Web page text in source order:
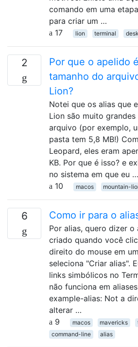
comando em uma
para criar um …
17
lion terminal
2
Por que o apelido
tamanho do
Lion?
Notei que os alias que
Lion são muito
arquivo (por exemplo,
pasta tem 5,8 MB!)
Leopard, eles eram
KB. Por que é isso? e
no sistema em que eu …
10
macos mountain-
6 Como ir para o
Por alias, quero dizer o
criado quando você
direito do mouse em
seleciona "Criar alias".
links simbólicos no
não funciona em
example-alias: Not a
alterar …
9
macos mavericks
command-line
alias